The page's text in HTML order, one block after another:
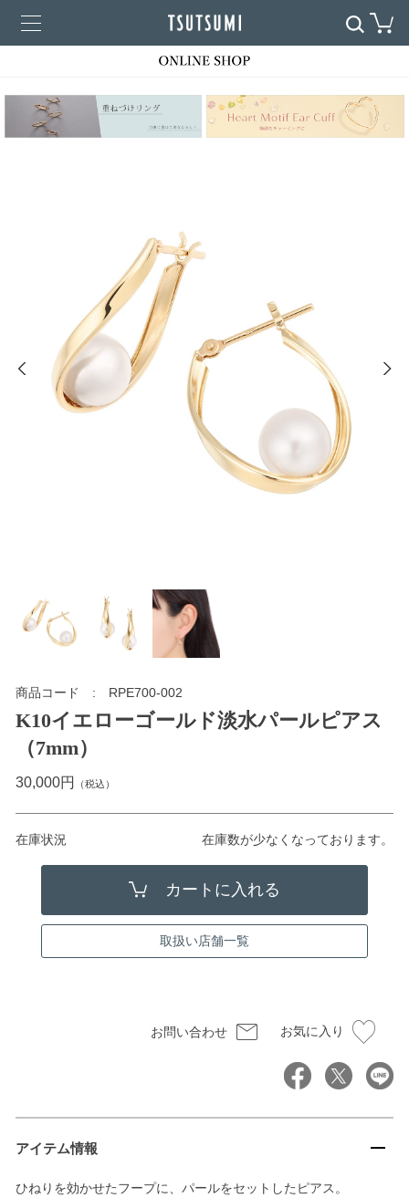
商品コード RPE700-002
K10イエローゴールド淡水パールピアス
（7mm）
30,000円 （税込）
在庫状況 在庫数が少なくなっております。
取扱い店舗一覧
お問い合わせ お気に入り
アイテム情報
ひねりを効かせたフープに、パールをセットしたピアス。